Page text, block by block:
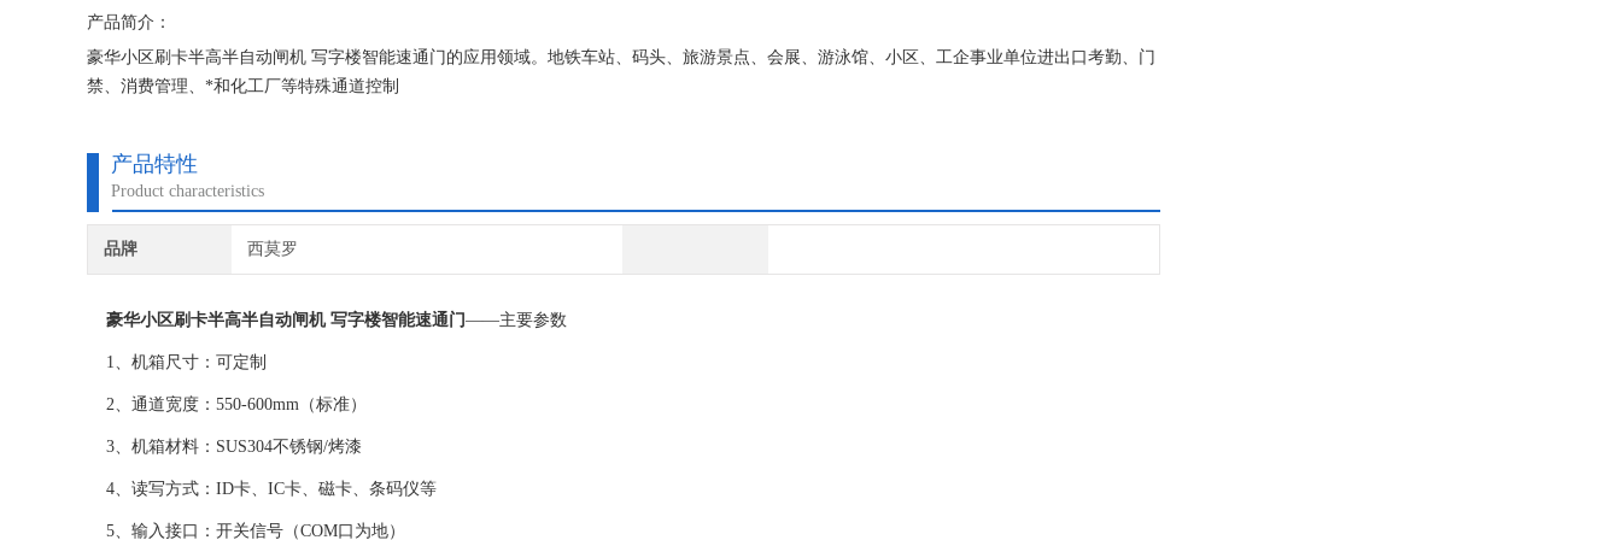
产品简介：
豪华小区刷卡半高半自动闸机 写字楼智能速通门的应用领域。地铁车站、码头、旅游景点、会展、游泳馆、小区、工企事业单位进出口考勤、门
禁、消费管理、*和化工厂等特殊通道控制
产品特性
Product characteristics
品牌 西莫罗
豪华小区刷卡半高半自动闸机 写字楼智能速通门——主要参数
1、机箱尺寸：可定制
2、通道宽度：550-600mm（标准）
3、机箱材料：SUS304不锈钢/烤漆
4、读写方式：ID卡、IC卡、磁卡、条码仪等
5、输入接口：开关信号（COM口为地）